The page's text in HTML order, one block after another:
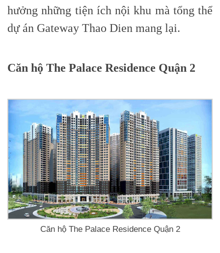
hưởng những tiện ích nội khu mà tổng thể
dự án Gateway Thao Dien mang lại.
Căn hộ The Palace Residence Quận 2
Căn hộ The Palace Residence Quận 2